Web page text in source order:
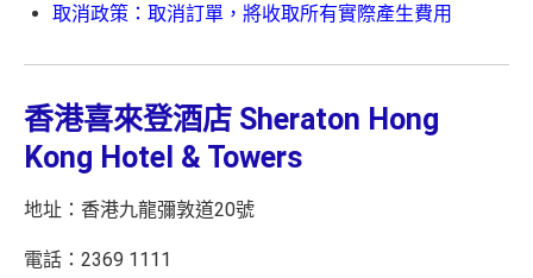
取消政策：取消訂單，將收取所有實際產生費用
香港喜來登酒店 Sheraton Hong
Kong Hotel & Towers
地址：香港九龍彌敦道20號
電話：2369 1111